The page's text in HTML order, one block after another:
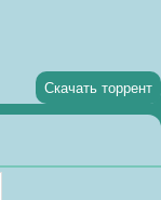
Скачать торрент